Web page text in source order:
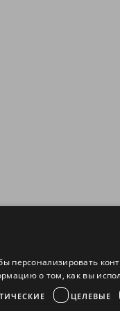
персонализировать
о том, как вы
ЦЕЛЕВЫЕ